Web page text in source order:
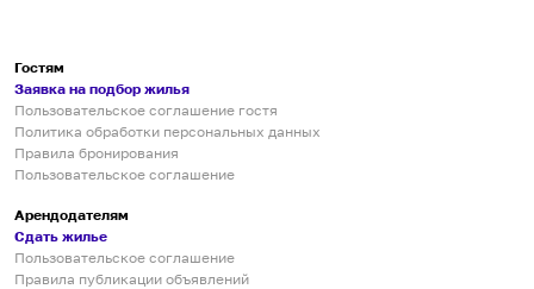
Гостям
Заявка на подбор жилья
Пользовательское соглашение гостя
Политика обработки персональных данных
Правила бронирования
Пользовательское соглашение
Арендодателям
Сдать жилье
Пользовательское соглашение
Правила публикации объявлений